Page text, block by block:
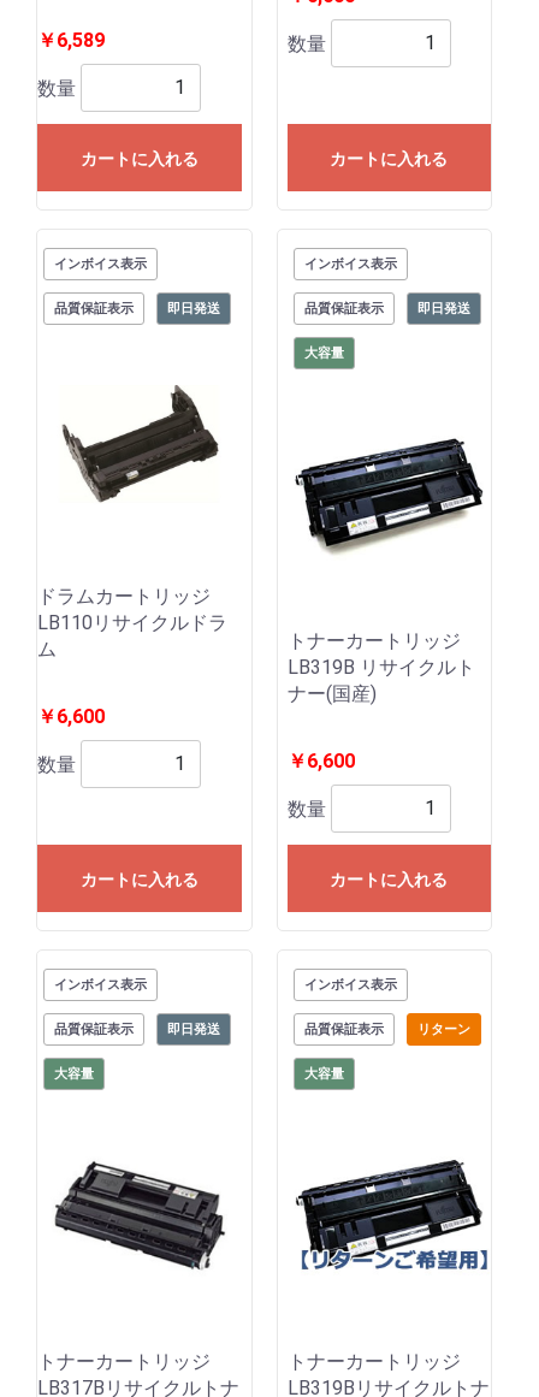
￥6,589
数量
カートに入れる
数量
カートに入れる
インボイス表示
品質保証表示 即日発送
ドラムカートリッジ
LB110リサイクルドラ
ム
￥6,600
数量
カートに入れる
インボイス表示
品質保証表示 即日発送
大容量
トナーカートリッジ
LB319B リサイクルト
ナー(国産)
￥6,600
数量
カートに入れる
インボイス表示
品質保証表示 即日発送
大容量
トナーカートリッジ
LB317Bリサイクルトナ
インボイス表示
品質保証表示 リターン
大容量
トナーカートリッジ
LB319Bリサイクルトナ